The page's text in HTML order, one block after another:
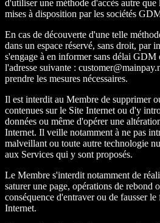
d'utiliser une méthode d'accès autre
mises à disposition par les sociétés
En cas de découverte d'une telle
dans un espace réservé, sans droit, par
s'engage à en informer sans délai GDM
l'adresse suivante :
prendre les mesures nécessaires.
Il est interdit au Membre de supprimer
contenues sur le Site Internet ou d'y
données ou même d'opérer une
Internet. Il veille notamment à ne pas
malveillant ou toute autre technologie
aux Services qui y sont proposés.
Le Membre s'interdit notamment de
saturer une page, opérations de rebond
conséquence d'entraver ou de fausser
Internet.